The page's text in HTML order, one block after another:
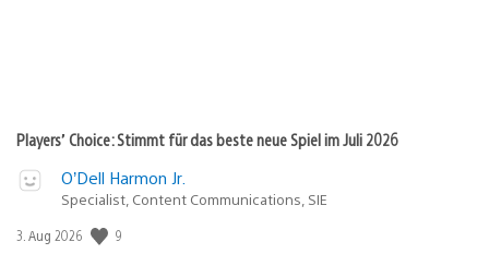
Players’ Choice: Stimmt für das beste neue Spiel im Juli 2026
O’Dell Harmon Jr.
Specialist, Content Communications, SIE
Veröffentlichungsdatum:
3. Aug 2026 9